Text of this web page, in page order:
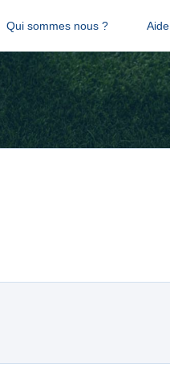
Qui sommes nous ? Aide